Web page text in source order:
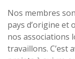
Nos membres
pays d’origine et
nos associations
travaillons. C’est